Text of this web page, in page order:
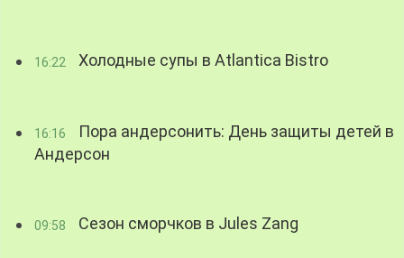
16:22 Холодные супы в Atlantica Bistro
16:16
Пора андерсонить: День защиты детей в
Андерсон
09:58 Сезон сморчков в Jules Zang